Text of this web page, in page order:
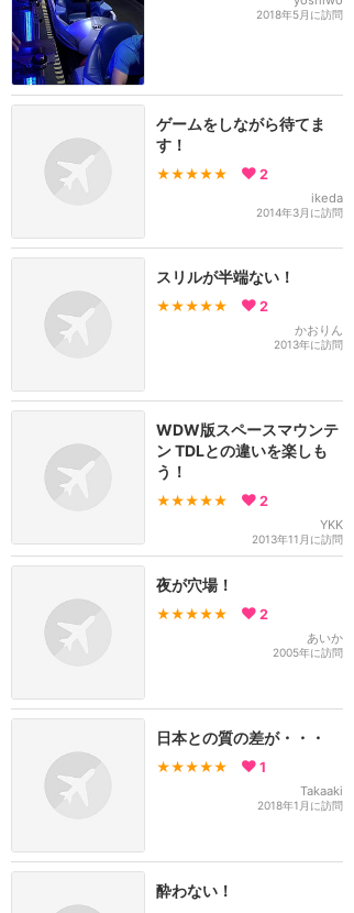
2018年5月に訪問
ゲームをしながら待てま
す！
★★★★★ 2
ikeda
2014年3月に訪問
スリルが半端ない！
★★★★★ 2
かおりん
2013年に訪問
WDW版スペースマウンテ
ン TDLとの違いを楽しも
う！
★★★★★ 2
YKK
2013年11月に訪問
夜が穴場！
★★★★★ 2
あいか
2005年に訪問
日本との質の差が・・・
★★★★★ 1
Takaaki
2018年1月に訪問
酔わない！